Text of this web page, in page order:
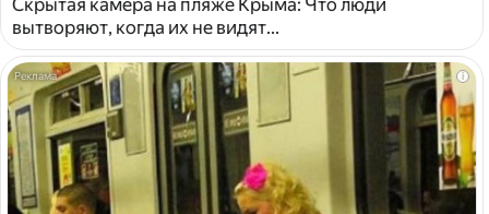
вытворяют, когда их не видят...
i